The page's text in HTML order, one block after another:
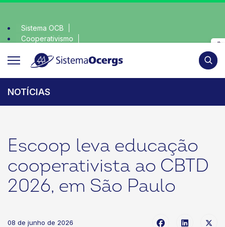
Sistema OCB
Cooperativismo
NOTÍCIAS
Escoop leva educação
cooperativista ao CBTD
2026, em São Paulo
08 de junho de 2026